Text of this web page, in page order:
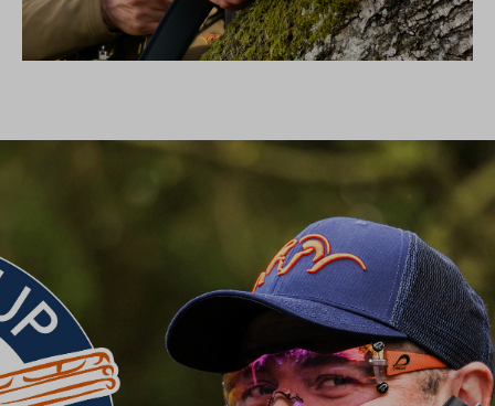
BLASER CUP 2026
Erleben Sie den Blaser Cup 2026 – eine exklusive Serie von
Wettkämpfen im Wurfscheibenschießen, die an vier